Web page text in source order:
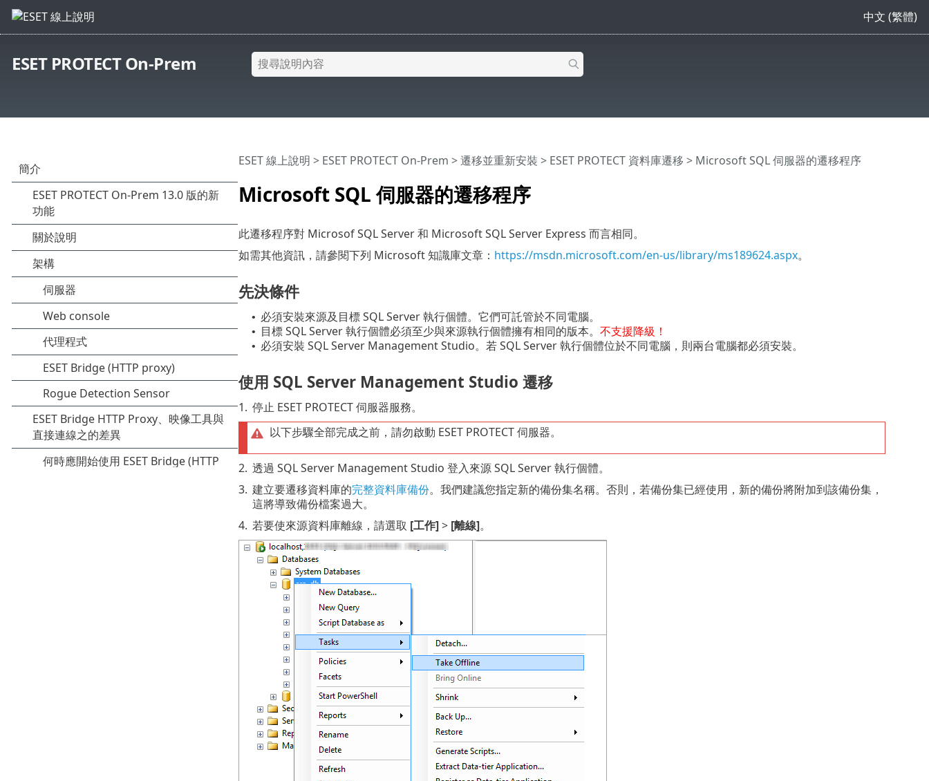
中文 (繁體)
ESET PROTECT On-Prem
Microsoft SQL 伺服器的遷移程序
ESET 線上說明 > ESET PROTECT On-Prem >遷移並重新安裝 > ESET PROTECT 資料庫遷移 > Microsoft SQL 伺服器的遷移程序
此遷移程序對 Microsof SQL Server 和 Microsoft SQL Server Express 而言相同。
如需其他資訊，請參閱下列 Microsoft 知識庫文章： https://msdn.microsoft.com/en-us/library/ms189624.aspx。
先決條件
• 必須安裝來源及目標 SQL Server 執行個體。它們可託管於不同電腦。
• 目標 SQL Server 執行個體必須至少與來源執行個體擁有相同的版本。 不支援降級！
• 必須安裝 SQL Server Management Studio。若 SQL Server 執行個體位於不同電腦，則兩台電腦都必須安裝。
使用 SQL Server Management Studio 遷移
1. 停止 ESET PROTECT 伺服器服務。
以下步驟全部完成之前，請勿啟動 ESET PROTECT 伺服器。
2. 透過 SQL Server Management Studio 登入來源 SQL Server 執行個體。
3. 建立要遷移資料庫的完整資料庫備份。我們建議您指定新的備份集名稱。否則，若備份集已經使用，新的備份將附加到該備份集，
這將導致備份檔案過大。
4. 若要使來源資料庫離線，請選取 [工作]> [離線]。